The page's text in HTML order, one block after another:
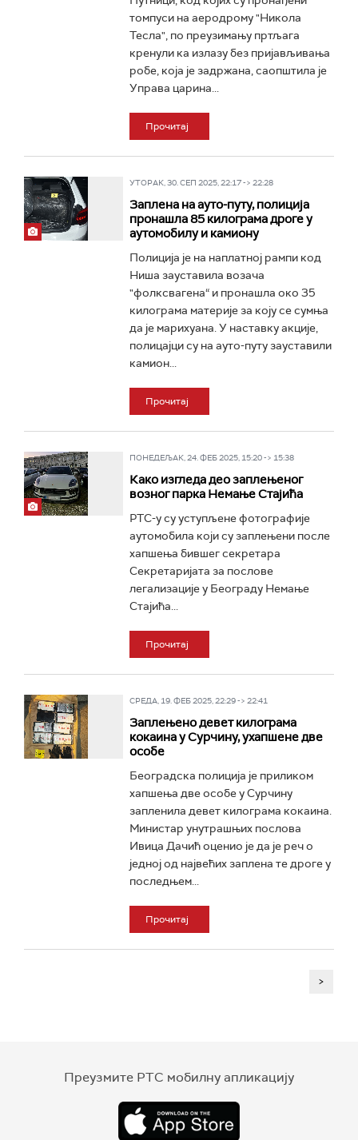
томпуси на аеродрому "Никола
Тесла", по преузимању пртљага
кренули ка излазу без пријављивања
робе, која је задржана, саопштила је
Управа царина...
Прочитај
УТОРАК, 30. СЕП 2025, 22:17 -> 22:28
Заплена на ауто-путу, полиција
пронашла 85 килограма дроге у
аутомобилу и камиону
Полиција је на наплатној рампи код
Ниша зауставила возача
"фолксвагена“ и пронашла око 35
килограма материје за коју се сумња
да је марихуана. У наставку акције,
полицајци су на ауто-путу зауставили
камион...
Прочитај
ПОНЕДЕЉАК, 24. ФЕБ 2025, 15:20 -> 15:38
Како изгледа део заплењеног
возног парка Немање Стајића
РТС-у су уступљене фотографије
аутомобила који су заплењени после
хапшења бившег секретара
Секретаријата за послове
легализације у Београду Немањe
Стајићa...
Прочитај
СРЕДА, 19. ФЕБ 2025, 22:29 -> 22:41
Заплењено девет килограма
кокаина у Сурчину, ухапшене две
особе
Београдска полиција је приликом
хапшења две особе у Сурчину
запленила девет килограма кокаина.
Министар унутрашњих послова
Ивица Дачић оценио је да је реч о
једној од највећих заплена те дроге у
последњем...
Прочитај
>
Преузмите РТС мобилну апликацију